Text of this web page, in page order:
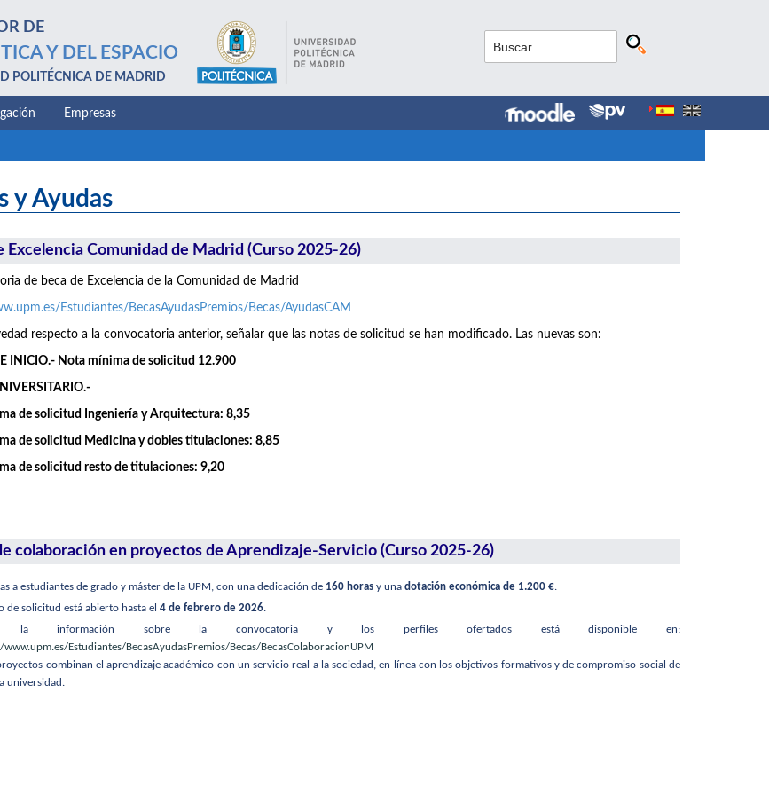
DE
Y DEL ESPACIO
POLITÉCNICA DE MADRID
Empresas
y Ayudas
Excelencia Comunidad de Madrid (Curso 2025-26)
de beca de Excelencia de la Comunidad de Madrid
Estudiantes/BecasAyudasPremios/Becas/AyudasCAM
respecto a la convocatoria anterior, señalar que las notas de solicitud se han modificado. Las nuevas son:
INICIO.- Nota mínima de solicitud 12.900
de solicitud Ingeniería y Arquitectura: 8,35
de solicitud Medicina y dobles titulaciones: 8,85
de solicitud resto de titulaciones: 9,20
colaboración en proyectos de Aprendizaje-Servicio (Curso 2025-26)
a estudiantes de grado y máster de la UPM, con una dedicación de 160 horas y una dotación económica de 1.200 €
de solicitud está abierto hasta el 4 de febrero de 2026.
la información sobre la convocatoria y los perfiles ofertados está disponible en:
Estudiantes/BecasAyudasPremios/Becas/BecasColaboracionUPM
combinan el aprendizaje académico con un servicio real a la sociedad, en línea con los objetivos formativos y de compromiso social de
universidad.